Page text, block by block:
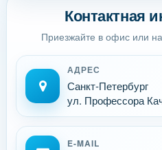
Контактная
Приезжайте в офис или
АДРЕС
Санкт-Петербург
ул. Профессора
E-MAIL